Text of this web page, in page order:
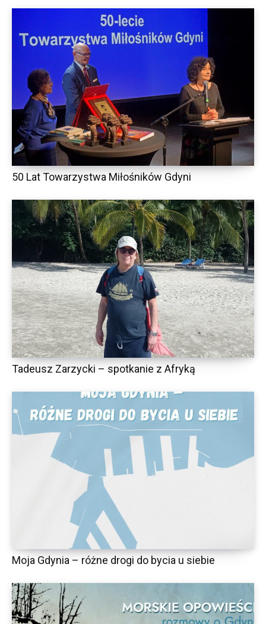
50 Lat Towarzystwa Miłośników Gdyni
Tadeusz Zarzycki – spotkanie z Afryką
Moja Gdynia – różne drogi do bycia u siebie